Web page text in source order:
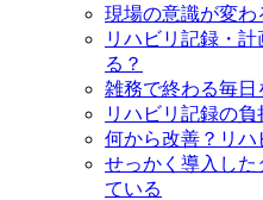
現場の意識が変
リハビリ記録・
る？
雑務で終わる毎日
リハビリ記録の
何から改善？リハ
せっかく導入した
ている